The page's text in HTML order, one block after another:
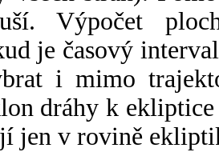
Výpočet
je časový
i mimo
dráhy k
jen v rovině